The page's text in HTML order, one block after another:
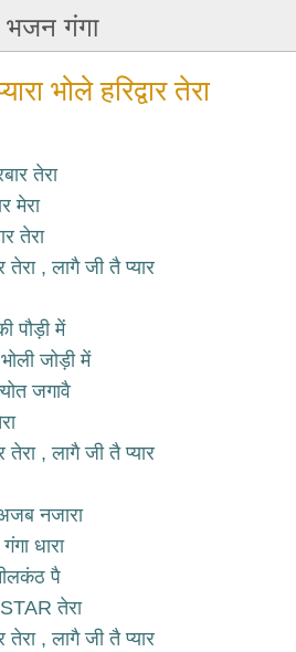
भजन गंगा
भोले हरिद्वार तेरा
तेरा
मेरा
तेरा
तेरा , लागै जी तै प्यार
पौड़ी में
जोड़ी में
जगावै
तेरा , लागै जी तै प्यार
नजारा
धारा
पै
तेरा
तेरा , लागै जी तै प्यार